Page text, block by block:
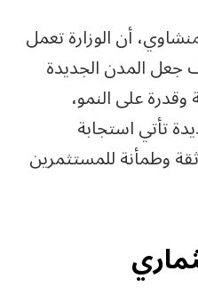
أن الوزارة تعمل
المدن الجديدة
وقدرة على النمو،
تأتي استجابة
وطمأنة للمستثمرين